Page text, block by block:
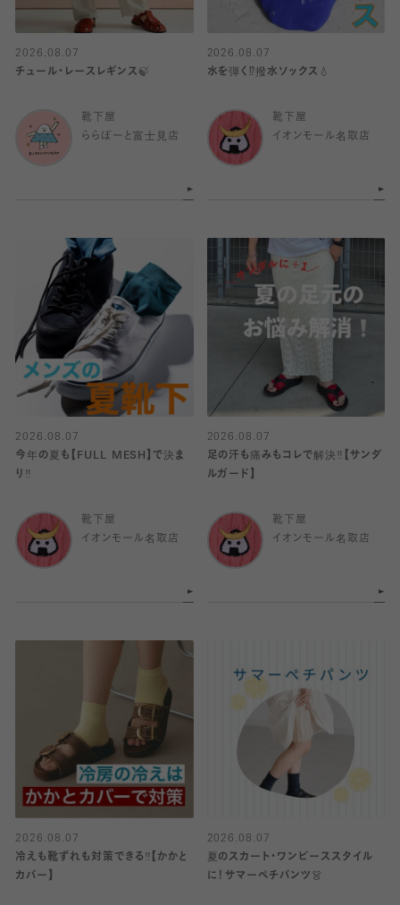
2026.08.07
チュール・レースレギンス🍃
靴下屋
ららぽーと富士見店
2026.08.07
水を弾く⁉️撥水ソックス💧
靴下屋
イオンモール名取店
2026.08.07
今年の夏も【FULL MESH】で決ま
り️‼️
靴下屋
イオンモール名取店
2026.08.07
足の汗も痛みもコレで解決‼️【サンダ
ルガード】
靴下屋
イオンモール名取店
2026.08.07
冷えも靴ずれも対策できる‼️【かかと
カバー】
2026.08.07
夏のスカート・ワンピーススタイル
に！サマーペチパンツ👗